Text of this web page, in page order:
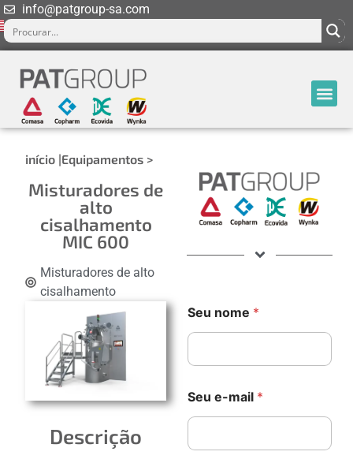
info@patgroup-sa.com
início |Equipamentos >
Misturadores de
alto
cisalhamento
MIC 600
Misturadores de alto
cisalhamento
Descrição
Seu nome *
o
m
a
Seu e-mail *